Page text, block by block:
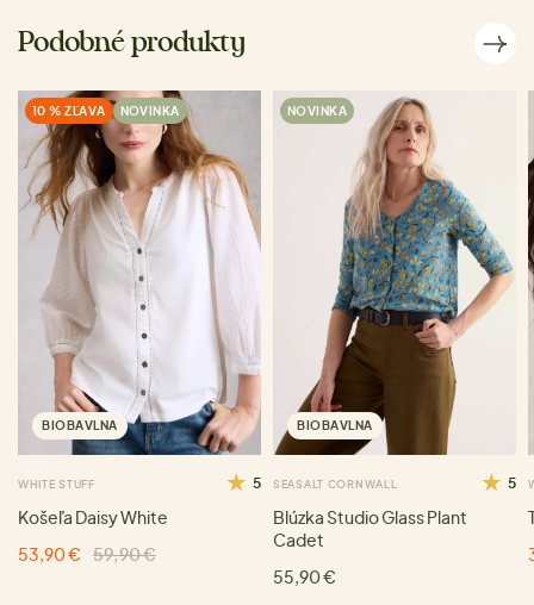
Podobné produkty
10 % ZĽAVA NOVINKA
BIOBAVLNA
WHITE STUFF 5
Košeľa Daisy White
53,90 €
59,90 €
NOVINKA
BIOBAVLNA
SEASALT CORNWALL 5
Blúzka Studio Glass Plant
Cadet
55,90 €